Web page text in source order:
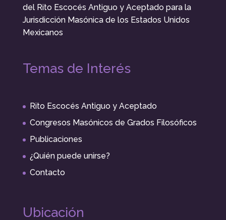
del Rito Escocés Antiguo y Aceptado para la
Jurisdicción Masónica de los Estados Unidos
Mexicanos
Temas de Interés
Rito Escocés Antiguo y Aceptado
Congresos Masónicos de Grados Filosóficos
Publicaciones
¿Quién puede unirse?
Contacto
Ubicación